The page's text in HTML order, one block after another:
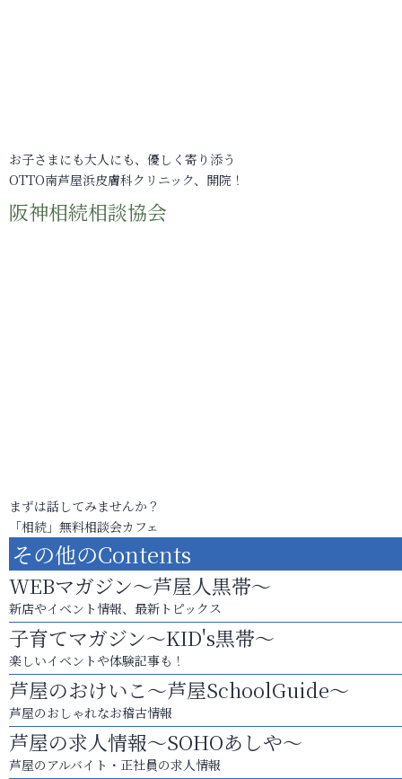
お子さまにも大人にも、優しく寄り添う
OTTO南芦屋浜皮膚科クリニック、開院！
阪神相続相談協会
まずは話してみませんか？
「相続」無料相談会カフェ
その他のContents
WEBマガジン～芦屋人黒帯～
新店やイベント情報、最新トピックス
子育てマガジン～KID's黒帯～
楽しいイベントや体験記事も！
芦屋のおけいこ～芦屋SchoolGuide～
芦屋のおしゃれなお稽古情報
芦屋の求人情報～SOHOあしや～
芦屋のアルバイト・正社員の求人情報